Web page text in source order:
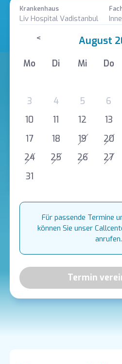
Krankenhaus
Liv Hospital Vadistanbul
< August
Mo Di Mi Do
3
4 5 6
10
11 12 13
17
18 19 20
24
25 26 27
31
Für passende Termine
können Sie unser
anrufen.
Termin